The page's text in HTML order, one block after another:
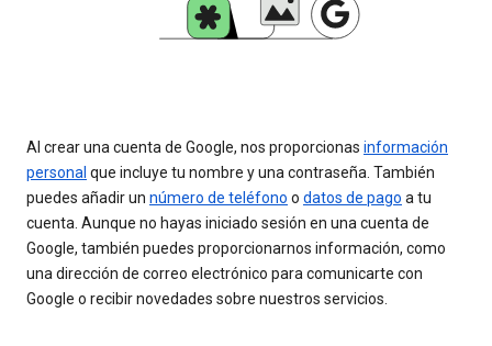
Al crear una cuenta de Google, nos proporcionas información
personal que incluye tu nombre y una contraseña. También
puedes añadir un número de teléfono o datos de pago a tu
cuenta. Aunque no hayas iniciado sesión en una cuenta de
Google, también puedes proporcionarnos información, como
una dirección de correo electrónico para comunicarte con
Google o recibir novedades sobre nuestros servicios.